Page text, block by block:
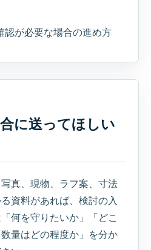
認が必要な場合の進め方
に送ってほしい
真、現物、ラフ案、寸法
資料があれば、検討の入
何を守りたいか」「どこ
量はどの程度か」を分か